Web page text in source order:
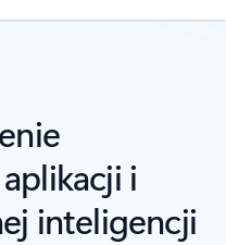
i
inteligencji